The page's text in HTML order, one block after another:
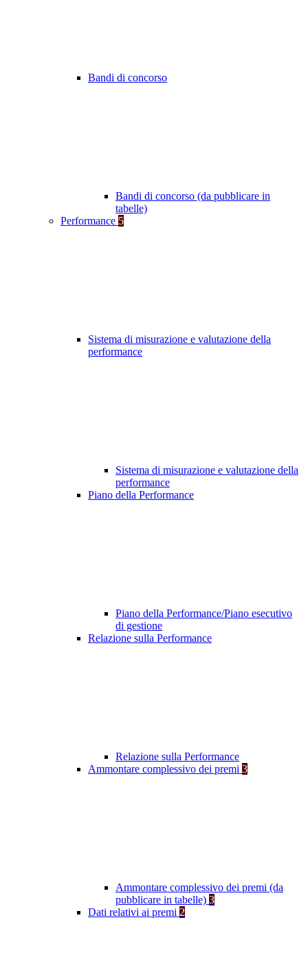
Bandi di concorso
Bandi di concorso (da pubblicare in
tabelle)
Performance 5
Sistema di misurazione e valutazione della
performance
Sistema di misurazione e valutazione della
performance
Piano della Performance
Piano della Performance/Piano esecutivo
di gestione
Relazione sulla Performance
Relazione sulla Performance
Ammontare complessivo dei premi 3
Ammontare complessivo dei premi (da
pubblicare in tabelle) 3
Dati relativi ai premi 2